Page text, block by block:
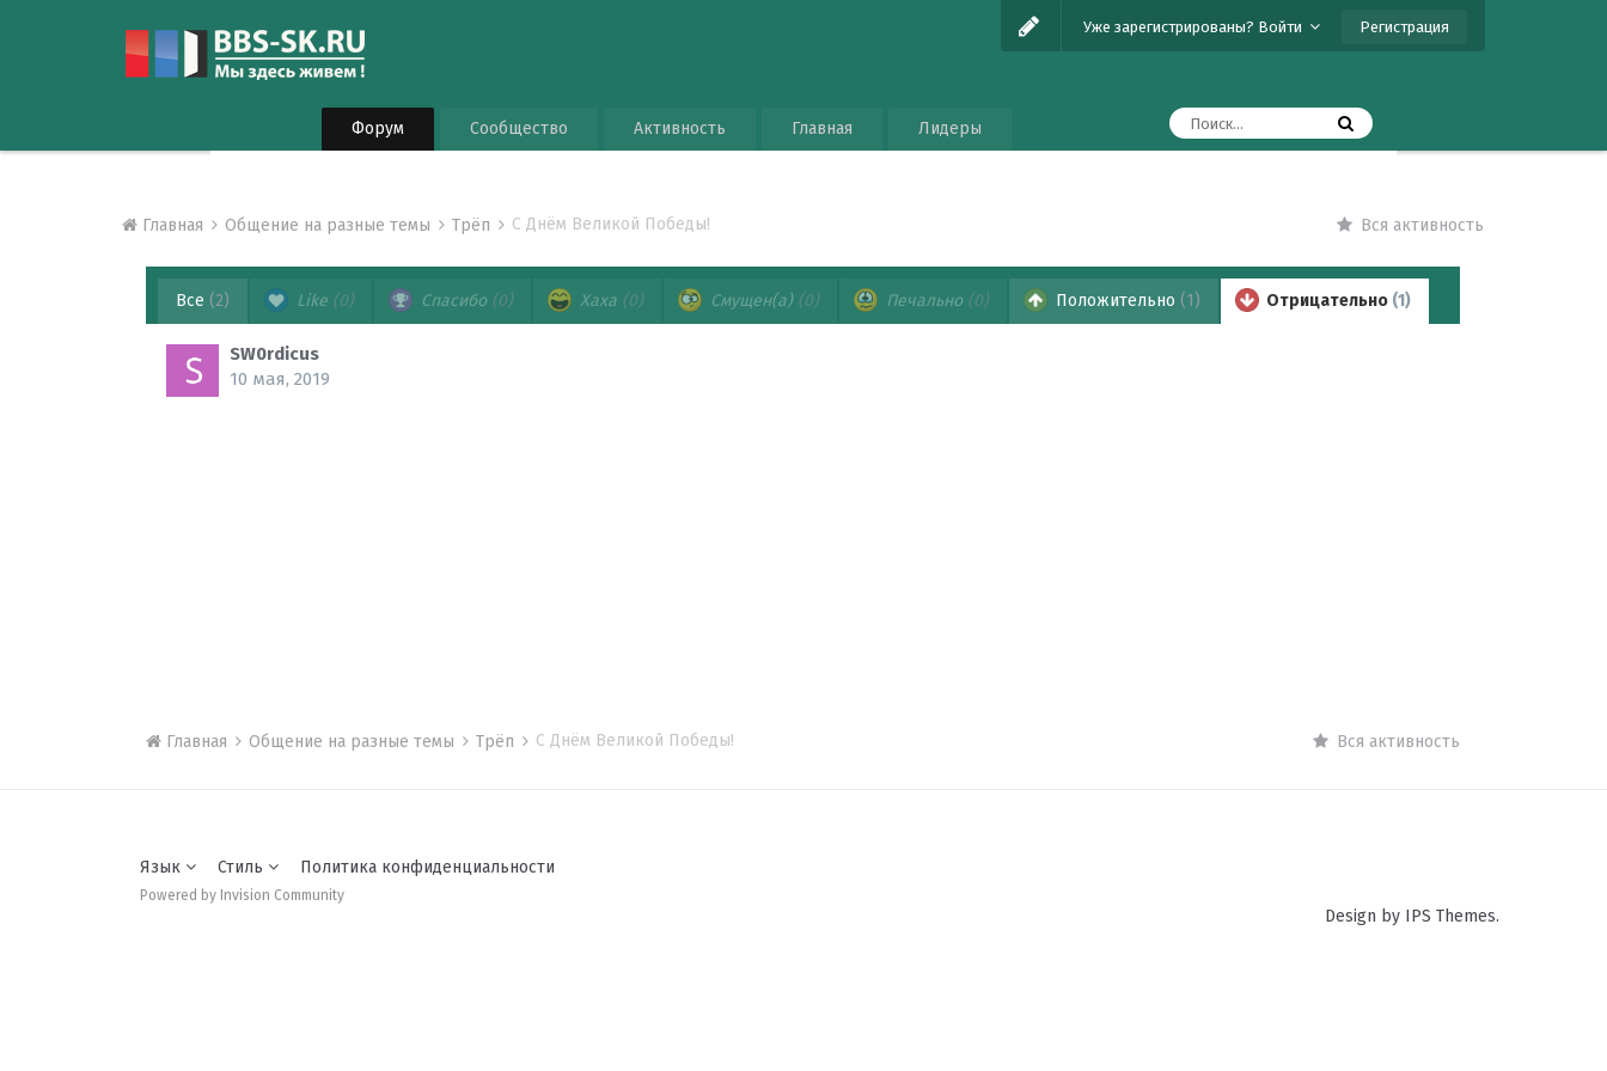
Уже зарегистрированы? Войти Регистрация
Форум Сообщество Активность Главная Лидеры
Вся активность
Главная Общение на разные темы Трёп С Днём Великой Победы!
Все (2) Like (0) Спасибо (0) Хаха (0) Смущен(а) (0) Печально (0) Положительно (1) Отрицательно (1)
SW0rdicus
10 мая, 2019
Вся активность
Главная Общение на разные темы Трёп С Днём Великой Победы!
Язык Стиль Политика конфиденциальности
Powered by Invision Community
Design by IPS Themes.